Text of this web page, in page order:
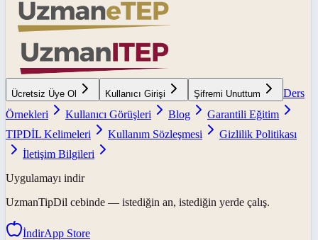
Ücretsiz Üye Ol Kullanıcı Girişi Şifremi Unuttum
Ders
Örnekleri
Kullanıcı Görüşleri Blog
Garantili Eğitim
TIPDİL Kelimeleri
Kullanım Sözleşmesi
Gizlilik Politikası
İletişim Bilgileri
Uygulamayı indir
UzmanTipDil cebinde — istediğin an, istediğin yerde çalış.
İndirApp Store